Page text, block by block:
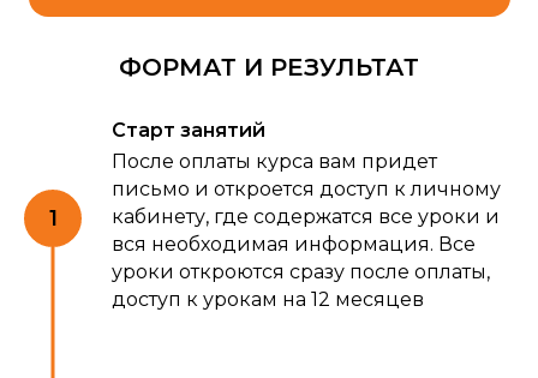
ФОРМАТ И РЕЗУЛЬТАТ
Старт занятий
После оплаты курса вам придет
письмо и откроется доступ к личному
кабинету, где содержатся все уроки и
вся необходимая информация. Все
уроки откроются сразу после оплаты,
доступ к урокам на 12 месяцев